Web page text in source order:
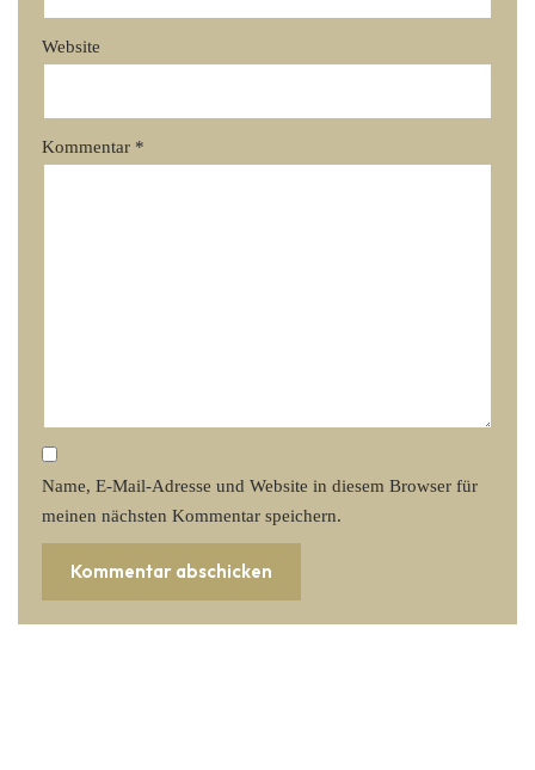
Website
Kommentar *
Name, E-Mail-Adresse und Website in diesem Browser für
meinen nächsten Kommentar speichern.